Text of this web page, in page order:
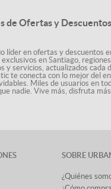
de Ofertas y
líder en ofertas y descuentos
en Santiago,
y servicios, actualizados
te conecta con lo mejor del
Miles de usuarios en
nadie. Vive más, disfruta
SOBRE
¿Quiénes